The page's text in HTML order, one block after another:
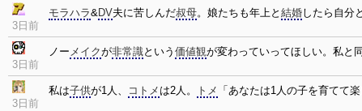
3日前
モラハラ&DV夫に苦しんだ叔母。娘たちも年上と 結婚したら自分
3日前
ノー メイクが非常識という 価値観が変わっていってほしい。私と
3日前
私は子供が1人、 コトメ は2人。 トメ 「あなたは1人の子を育てて楽